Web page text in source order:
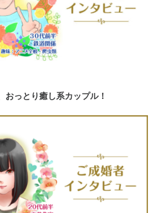
おっとり癒し系カップル！